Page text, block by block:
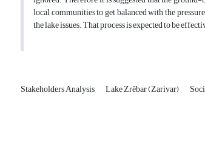
local communities to get balanced with the
the lake issues. That process is expected to be
Stakeholders Analysis Lake Zrêbar (Zarivar)